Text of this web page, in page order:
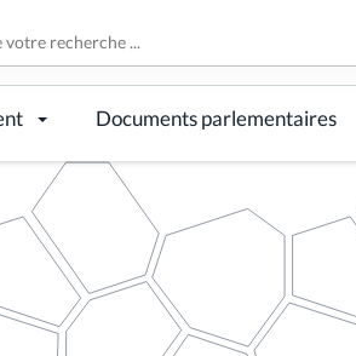
Documents parlementaires